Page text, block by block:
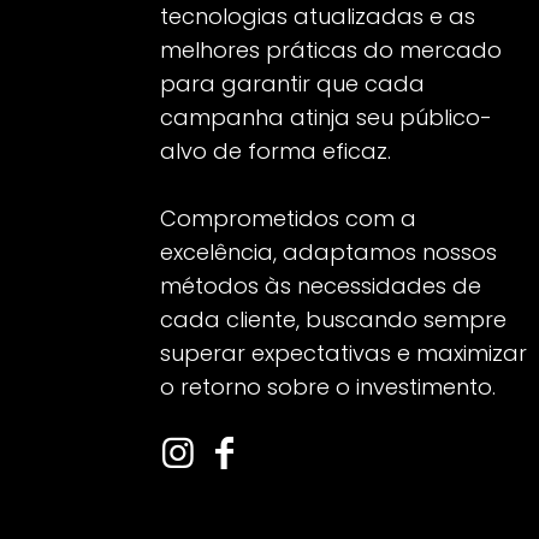
tecnologias atualizadas e as
melhores práticas do mercado
para garantir que cada
campanha atinja seu público-
alvo de forma eficaz.
Comprometidos com a
excelência, adaptamos nossos
métodos às necessidades de
cada cliente, buscando sempre
superar expectativas e maximizar
o retorno sobre o investimento.